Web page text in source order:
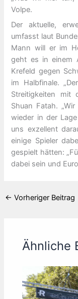
Volpe.
Der aktuelle,
umfasst laut
Mann will er im
geht es in einem
Krefeld gegen
im Halbfinale.
Streitigkeiten mit
Shuan Fatah.
wieder in der
uns exzellent
einige Spieler
gespielt hätten:
dabei sein und
← Vorheriger Beitrag
Ähnliche